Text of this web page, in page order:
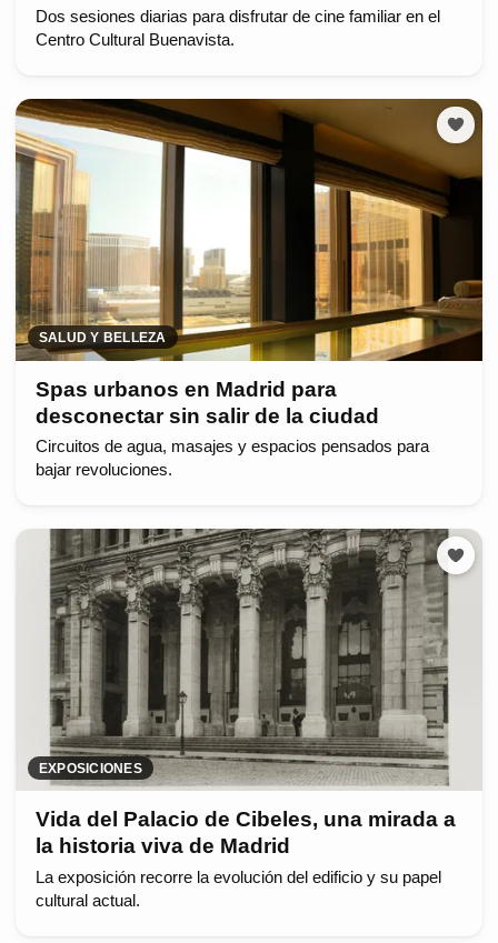
Dos sesiones diarias para disfrutar de cine familiar en el
Centro Cultural Buenavista.
SALUD Y BELLEZA
Spas urbanos en Madrid para
desconectar sin salir de la ciudad
Circuitos de agua, masajes y espacios pensados para
bajar revoluciones.
EXPOSICIONES
Vida del Palacio de Cibeles, una mirada a
la historia viva de Madrid
La exposición recorre la evolución del edificio y su papel
cultural actual.